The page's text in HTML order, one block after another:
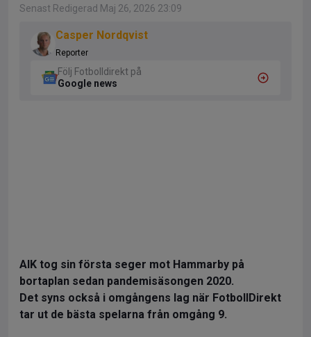
Senast Redigerad Maj 26, 2026 23:09
Casper Nordqvist
Reporter
Följ Fotbolldirekt på
Google news
AIK tog sin första seger mot Hammarby på
bortaplan sedan pandemisäsongen 2020.
Det syns också i omgångens lag när FotbollDirekt
tar ut de bästa spelarna från omgång 9.